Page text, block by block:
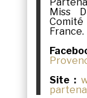
Miss
France.
Site :